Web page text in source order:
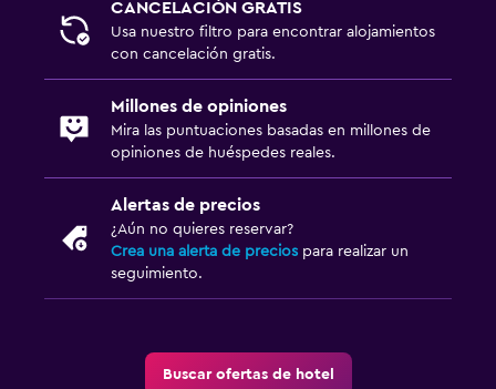
CANCELACIÓN GRATIS
Usa nuestro filtro para encontrar alojamientos
con cancelación gratis.
Millones de opiniones
Mira las puntuaciones basadas en millones de
opiniones de huéspedes reales.
Alertas de precios
¿Aún no quieres reservar?
Crea una alerta de precios para realizar un
seguimiento.
Buscar ofertas de hotel